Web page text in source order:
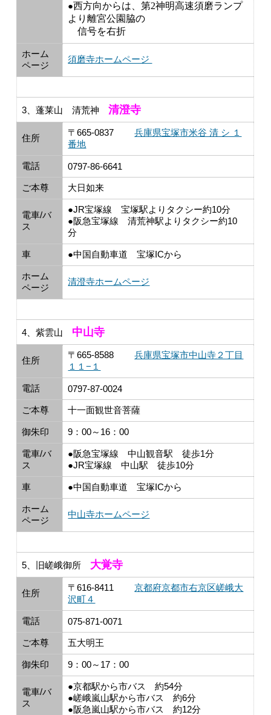
●西方向からは、第2神明高速須磨ランプ
より離宮公園脇の
信号を右折
ホーム
ページ
須磨寺ホームページ
3、蓬莱山 清荒神清澄寺
住所
〒665-0837兵庫県宝塚市米谷 清 シ １
番地
電話 0797-86-6641
ご本尊 大日如来
電車/バ
ス
●JR宝塚線 宝塚駅よりタクシー約10分
●阪急宝塚線 清荒神駅よりタクシー約10
分
車 ●中国自動車道 宝塚ICから
ホーム
ページ
清澄寺ホームページ
4、紫雲山 中山寺
住所
〒665-8588兵庫県宝塚市中山寺２丁目
１１−１
電話 0797-87-0024
ご本尊 十一面観世音菩薩
御朱印 9：00～16：00
電車/バ
ス
●阪急宝塚線 中山観音駅 徒歩1分
●JR宝塚線 中山駅 徒歩10分
車 ●中国自動車道 宝塚ICから
ホーム
ページ
中山寺ホームページ
5、旧嵯峨御所 大覚寺
住所
〒616-8411京都府京都市右京区嵯峨大
沢町４
電話 075-871-0071
ご本尊 五大明王
御朱印 9：00～17：00
電車/バ
ス
●京都駅から市バス 約54分
●嵯峨嵐山駅から市バス 約6分
●阪急嵐山駅から市バス 約12分